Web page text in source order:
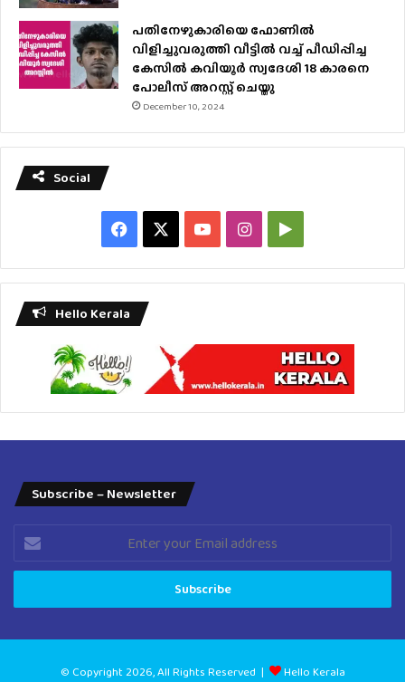
പതിനേഴുകാരിയെ ഫോണിൽ
വിളിച്ചുവരുത്തി വീട്ടിൽ വച്ച് പീഡിപ്പിച്ച
കേസിൽ കവിയൂർ സ്വദേശി 18 കാരനെ
പോലീസ് അറസ്റ്റ് ചെയ്തു
December 10, 2024
Social
Facebook YouTubeInstagramGoogle
Play
Hello Kerala
Subscribe – Newsletter
Enter
your
Email
© Copyright 2026, All Rights Reserved | Hello Kerala